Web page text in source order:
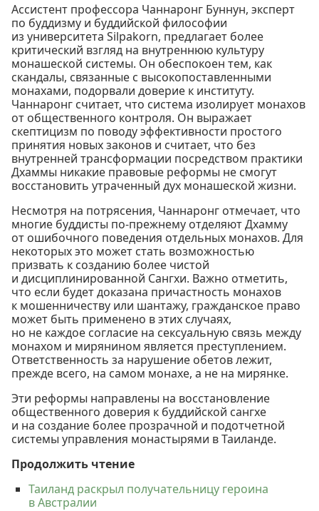
Ассистент профессора Чаннаронг Буннун, эксперт
по буддизму и буддийской философии
из университета Silpakorn, предлагает более
критический взгляд на внутреннюю культуру
монашеской системы. Он обеспокоен тем, как
скандалы, связанные с высокопоставленными
монахами, подорвали доверие к институту.
Чаннаронг считает, что система изолирует монахов
от общественного контроля. Он выражает
скептицизм по поводу эффективности простого
принятия новых законов и считает, что без
внутренней трансформации посредством практики
Дхаммы никакие правовые реформы не смогут
восстановить утраченный дух монашеской жизни.
Несмотря на потрясения, Чаннаронг отмечает, что
многие буддисты по-прежнему отделяют Дхамму
от ошибочного поведения отдельных монахов. Для
некоторых это может стать возможностью
призвать к созданию более чистой
и дисциплинированной Сангхи. Важно отметить,
что если будет доказана причастность монахов
к мошенничеству или шантажу, гражданское право
может быть применено в этих случаях,
но не каждое согласие на сексуальную связь между
монахом и мирянином является преступлением.
Ответственность за нарушение обетов лежит,
прежде всего, на самом монахе, а не на мирянке.
Эти реформы направлены на восстановление
общественного доверия к буддийской сангхе
и на создание более прозрачной и подотчетной
системы управления монастырями в Таиланде.
Продолжить чтение
Таиланд раскрыл получательницу героина
в Австралии